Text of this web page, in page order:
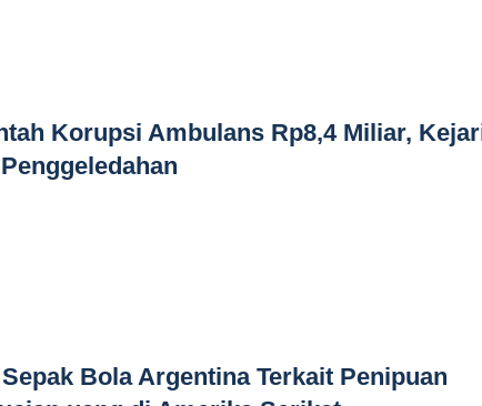
Korupsi Ambulans Rp8,4 Miliar,
Bola Argentina Terkait Penipuan